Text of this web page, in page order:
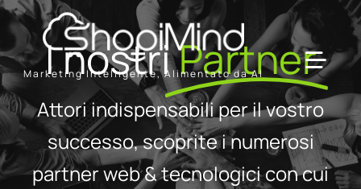
Skip
to
content
Marketing Intelligente, Alimentato da AI
Solution
Resources & Partners
I nostriPartner
Attori indispensabili per il vostro
successo, scoprite i numerosi
partner web & tecnologici con cui